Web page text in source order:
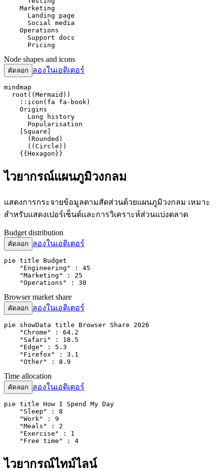
    Marketing
      Landing page
      Social media
    Operations
      Support docs
      Pricing
Node shapes and icons
คัดลอก ลองในเอดิเตอร์
mindmap
  root((Mermaid))
    ::icon(fa fa-book)
    Origins
      Long history
      Popularisation
    [Square]
      (Rounded)
      ((Circle))
    {{Hexagon}}
ไวยากรณ์แผนภูมิวงกลม
แสดงการกระจายข้อมูลตามสัดส่วนด้วยแผนภูมิวงกลม เหมาะ
สำหรับแสดงเปอร์เซ็นต์และการวิเคราะห์ส่วนแบ่งตลาด
Budget distribution
คัดลอก ลองในเอดิเตอร์
pie title Budget
    "Engineering" : 45
    "Marketing" : 25
    "Operations" : 30
Browser market share
คัดลอก ลองในเอดิเตอร์
pie showData title Browser Share 2026
    "Chrome" : 64.2
    "Safari" : 18.5
    "Edge" : 5.3
    "Firefox" : 3.1
    "Other" : 8.9
Time allocation
คัดลอก ลองในเอดิเตอร์
pie title How I Spend My Day
    "Sleep" : 8
    "Work" : 9
    "Meals" : 2
    "Exercise" : 1
    "Free time" : 4
ไวยากรณ์ไทม์ไลน์